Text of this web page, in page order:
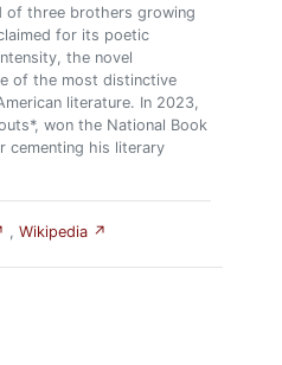
of three brothers growing
for its poetic
the novel
of the most distinctive
literature. In 2023,
won the National Book
cementing his literary
, Wikipedia ↗